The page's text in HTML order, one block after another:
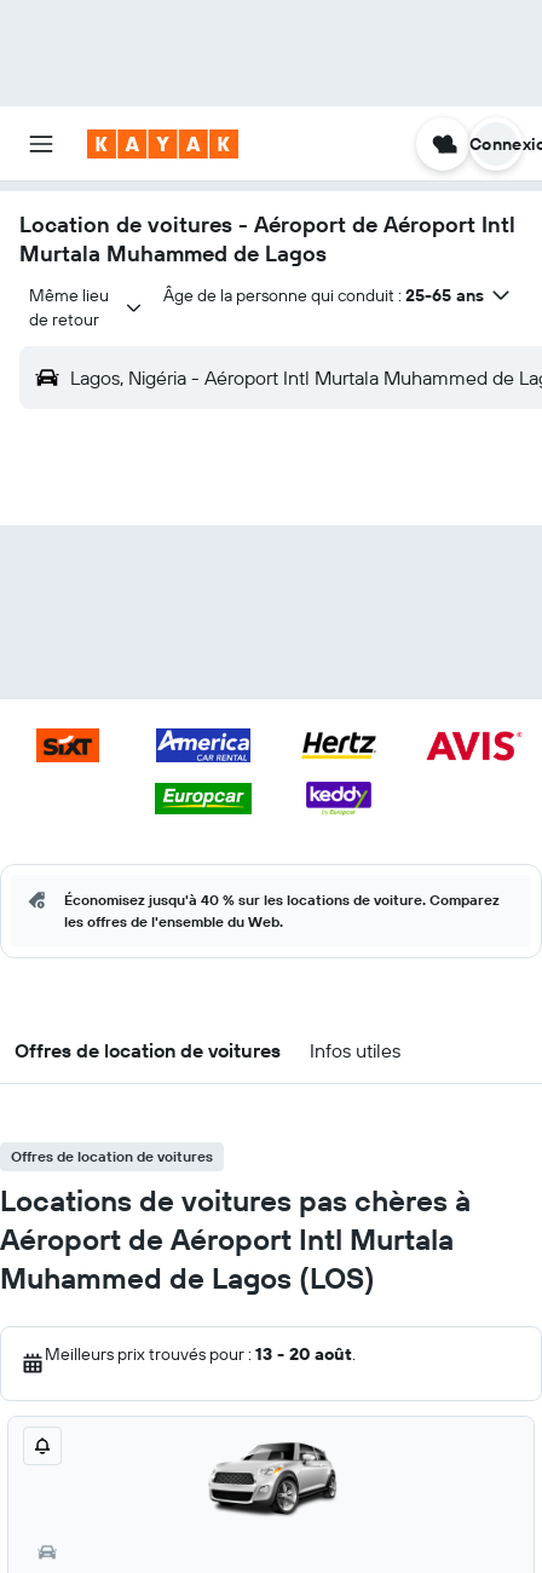
Location de voitures - Aéroport de Aéroport Intl
Murtala Muhammed de Lagos
Même lieu
de retour
Âge de la personne qui conduit : 25-65 ans
Lagos, Nigéria - Aéroport Intl Murtala Muhammed de
Économisez jusqu'à 40 % sur les locations de voiture. Comparez
les offres de l'ensemble du Web.
Offres de location de voitures Infos utiles
Offres de location de voitures
Locations de voitures pas chères à
Aéroport de Aéroport Intl Murtala
Muhammed de Lagos (LOS)
Meilleurs prix trouvés pour : 13 - 20 août.